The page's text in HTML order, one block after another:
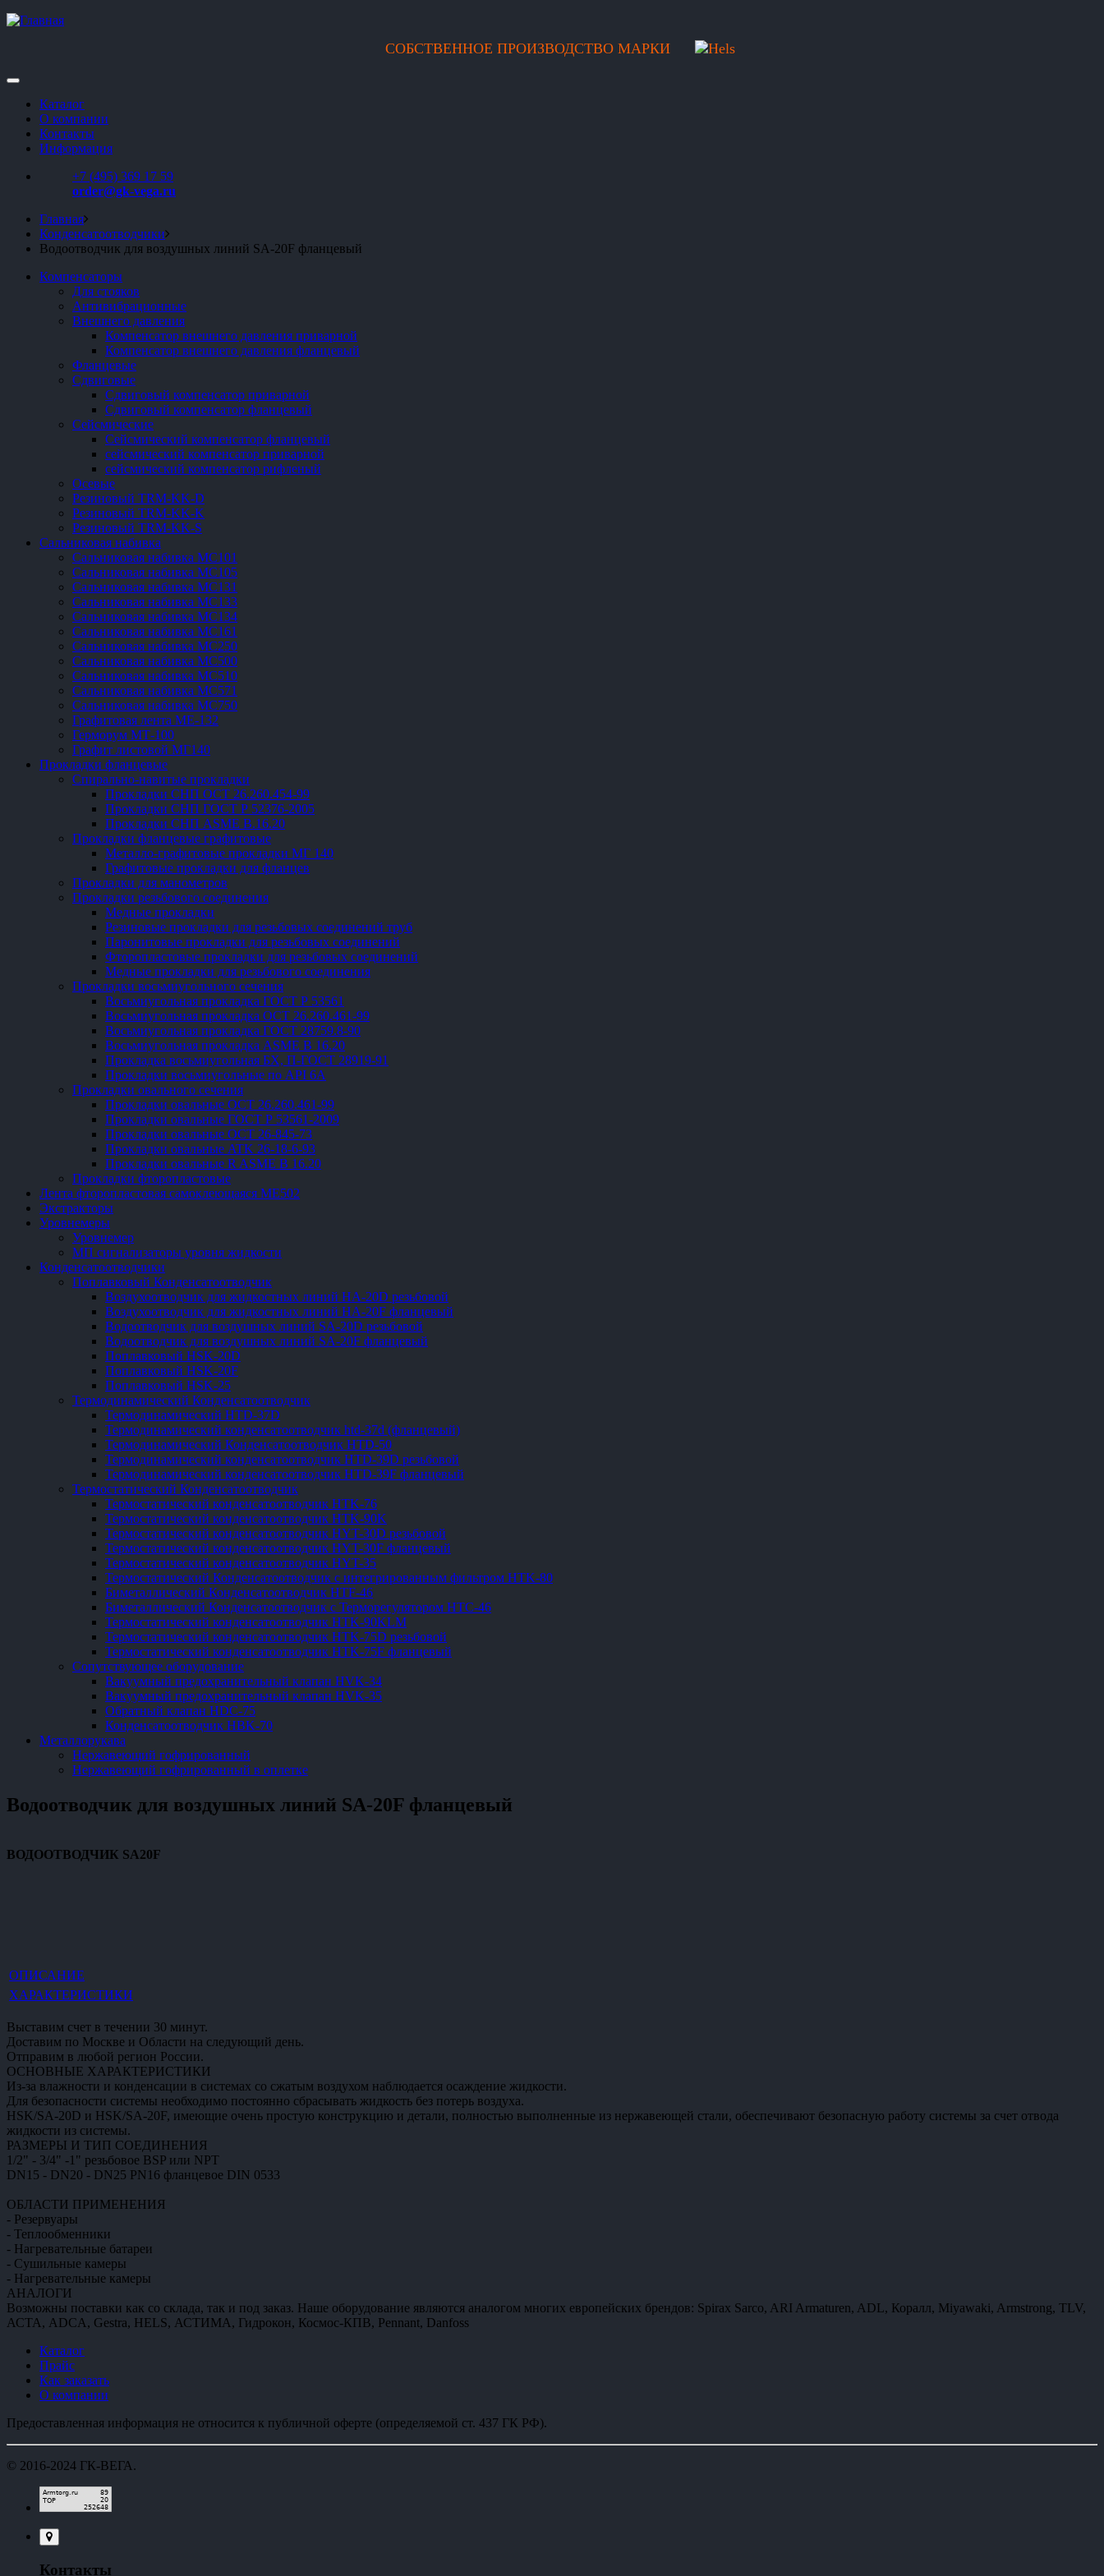
СОБСТВЕННОЕ ПРОИЗВОДСТВО МАРКИ
Каталог
О компании
Контакты
Информация
+7 (495) 369 17 59
order@gk-vega.ru
Главная
Конденсатоотводчики
Водоотводчик для воздушных линий SA-20F фланцевый
Компенсаторы
Для стояков
Антивибрационные
Внешнего давления
Компенсатор внешнего давления приварной
Компенсатор внешнего давления фланцевый
Фланцевые
Сдвиговые
Сдвиговый компенсатор приварной
Сдвиговый компенсатор фланцевый
Сейсмические
Сейсмический компенсатор фланцевый
сейсмический компенсатор приварной
сейсмический компенсатор рифленый
Осевые
Резиновый TRM-KK-D
Резиновый TRM-KK-K
Резиновый TRM-KK-S
Сальниковая набивка
Сальниковая набивка МС101
Сальниковая набивка МС105
Сальниковая набивка МС131
Сальниковая набивка МС133
Сальниковая набивка МС134
Сальниковая набивка МС161
Сальниковая набивка МС250
Сальниковая набивка МС500
Сальниковая набивка МС510
Сальниковая набивка МС571
Сальниковая набивка МС750
Графитовая лента МЕ-132
Герморум МТ-100
Графит листовой МГ140
Прокладки фланцевые
Спирально-навитые прокладки
Прокладки СНП ОСТ 26.260.454-99
Прокладки СНП ГОСТ Р 52376-2005
Прокладки СНП ASME В.16.20
Прокладки фланцевые графитовые
Металло-графитовые прокладки МГ 140
Графитовые прокладки для фланцев
Прокладки для манометров
Прокладки резьбового соединения
Медные прокладки
Резиновые прокладки для резьбовых соединений труб
Паронитовые прокладки для резьбовых соединений
Фторопластовые прокладки для резьбовых соединений
Медные прокладки для резьбового соединения
Прокладки восьмиугольного сечения
Восьмиугольная прокладка ГОСТ Р 53561
Восьмиугольная прокладка ОСТ 26.260.461-99
Восьмиугольная прокладка ГОСТ 28759.8-90
Восьмиугольная прокладка ASME B 16.20
Прокладка восьмиугольная БХ, П-ГОСТ 28919-91
Прокладки восьмиугольные по API 6A
Прокладки овального сечения
Прокладки овальные ОСТ 26.260.461-99
Прокладки овальные ГОСТ Р 53561-2009
Прокладки овальные ОСТ 26-845-73
Прокладки овальные ATK 26-18-6-93
Прокладки овальные R ASME B 16.20
Прокладки фторопластовые
Лента фторопластовая самоклеющаяся ME502
Экстракторы
Уровнемеры
Уровнемер
МП сигнализаторы уровня жидкости
Конденсатоотводчики
Поплавковый Конденсатоотводчик
Воздухоотводчик для жидкостных линий HA-20D резьбовой
Воздухоотводчик для жидкостных линий HA-20F фланцевый
Водоотводчик для воздушных линий SA-20D резьбовой
Водоотводчик для воздушных линий SA-20F фланцевый
Поплавковый HSK-20D
Поплавковый HSK-20F
Поплавковый HSK-25
Термодинамический Конденсатоотводчик
Термодинамический HTD-37D
Термодинамический конденсатоотводчик htd-37d (фланцевый)
Термодинамический Конденсатоотводчик HTD-50
Термодинамический конденсатоотводчик HTD-39D резьбовой
Термодинамический конденсатоотводчик HTD-39F фланцевый
Термостатический Конденсатоотводчик
Термостатический конденсатоотводчик HTK-76
Термостатический конденсатоотводчик HTK-90K
Термостатический конденсатоотводчик HYT-30D резьбовой
Термостатический конденсатоотводчик HYT-30F фланцевый
Термостатический конденсатоотводчик HYT-35
Термостатический Конденсатоотводчик с интегрированным фильтром HTK-80
Биметаллический Конденсатоотводчик HTF-46
Биметаллический Конденсатоотводчик с Терморегулятором HTC-46
Термостатический конденсатоотводчик HTK-90KLM
Термостатический конденсатоотводчик HTK-75D резьбовой
Термостатический конденсатоотводчик HTK-75F фланцевый
Сопутствующее оборудование
Вакуумный предохранительный клапан HVK-34
Вакуумный предохранительный клапан HVK-35
Обратный клапан HDC-75
Конденсатоотводчик HBK-70
Металлорукава
Нержавеющий гофрированный
Нержавеющий гофрированный в оплетке
Водоотводчик для воздушных линий SA-20F фланцевый
ВОДООТВОДЧИК SA20F
ОПИСАНИЕ
ХАРАКТЕРИСТИКИ
Выставим счет в течении 30 минут.
Доставим по Москве и Области на следующий день.
Отправим в любой регион России.
ОСНОВНЫЕ ХАРАКТЕРИСТИКИ
Из-за влажности и конденсации в системах со сжатым воздухом наблюдается осаждение жидкости.
Для безопасности системы необходимо постоянно сбрасывать жидкость без потерь воздуха.
HSK/SA-20D и HSK/SA-20F, имеющие очень простую конструкцию и детали, полностью выполненные из нержавеющей стали, обеспечивают безопасную работу системы за счет отвода
жидкости из системы.
РАЗМЕРЫ И ТИП СОЕДИНЕНИЯ
1/2" - 3/4" -1" резьбовое BSP или NPT
DN15 - DN20 - DN25 PN16 фланцевое DIN 0533
ОБЛАСТИ ПРИМЕНЕНИЯ
- Резервуары
- Теплообменники
- Нагревательные батареи
- Сушильные камеры
- Нагревательные камеры
АНАЛОГИ
Возможны поставки как со склада, так и под заказ. Наше оборудование являются аналогом многих европейских брендов: Spirax Sarco, ARI Armaturen, ADL, Коралл, Miyawaki, Armstrong, TLV,
АСТА, ADCA, Gestra, HELS, АСТИМА, Гидрокон, Космос-КПВ, Pennant, Danfoss
Каталог
Прайс
Как заказать
О компании
Предоставленная информация не относится к публичной оферте (определяемой ст. 437 ГК РФ).
© 2016-2024 ГК-ВЕГА.
Контакты